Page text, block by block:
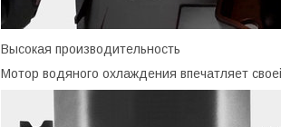
Высокая производительность
Мотор водяного охлаждения впечатляет